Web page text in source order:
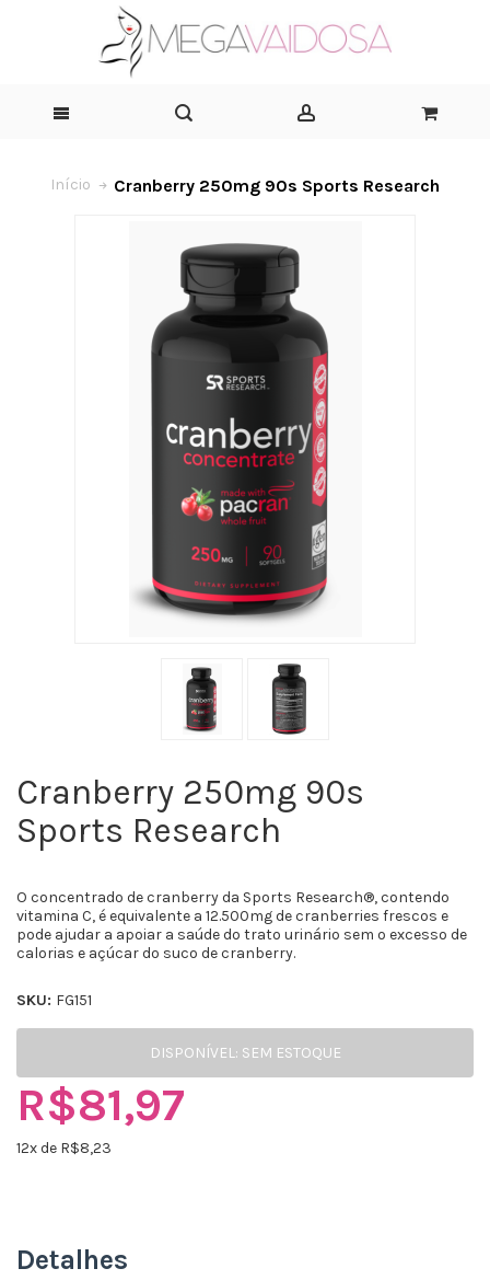
Início Cranberry 250mg 90s Sports Research
Cranberry 250mg 90s
Sports Research
O concentrado de cranberry da Sports Research®, contendo
vitamina C, é equivalente a 12.500mg de cranberries frescos e
pode ajudar a apoiar a saúde do trato urinário sem o excesso de
calorias e açúcar do suco de cranberry.
SKU: FG151
DISPONÍVEL: SEM ESTOQUE
R$81,97
12x de R$8,23
Detalhes